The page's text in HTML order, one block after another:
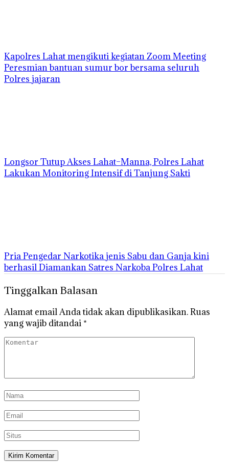
Kapolres Lahat mengikuti kegiatan Zoom Meeting
Peresmian bantuan sumur bor bersama seluruh
Polres jajaran
Longsor Tutup Akses Lahat–Manna, Polres Lahat
Lakukan Monitoring Intensif di Tanjung Sakti
Pria Pengedar Narkotika jenis Sabu dan Ganja kini
berhasil Diamankan Satres Narkoba Polres Lahat
Tinggalkan Balasan
Alamat email Anda tidak akan dipublikasikan.Ruas
yang wajib ditandai *